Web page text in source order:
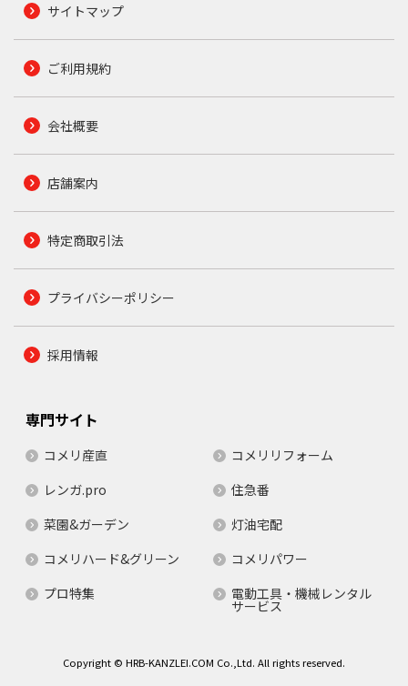
サイトマップ
ご利用規約
会社概要
店舗案内
特定商取引法
プライバシーポリシー
採用情報
専門サイト
コメリ産直
コメリリフォーム
レンガ.pro
住急番
菜園&ガーデン
灯油宅配
コメリハード&グリーン
コメリパワー
プロ特集
電動工具・機械レンタル
サービス
Copyright © HRB-KANZLEI.COM Co.,Ltd. All rights reserved.